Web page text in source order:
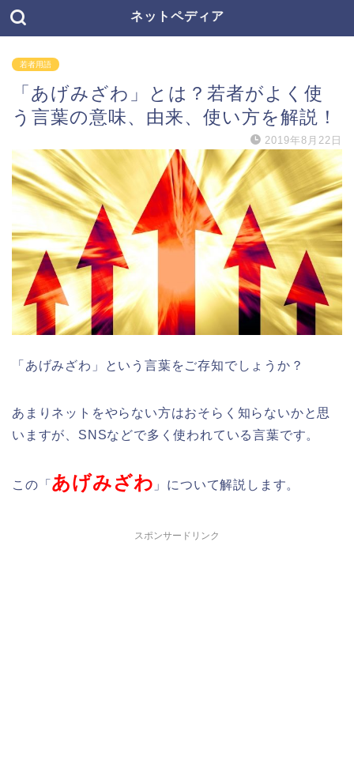
ネットペディア
若者用語
「あげみざわ」とは？若者がよく使
う言葉の意味、由来、使い方を解説！
2019年8月22日
「あげみざわ」という言葉をご存知でしょうか？
あまりネットをやらない方はおそらく知らないかと思
いますが、SNSなどで多く使われている言葉です。
この「 あげみざわ 」について解説します。
スポンサードリンク